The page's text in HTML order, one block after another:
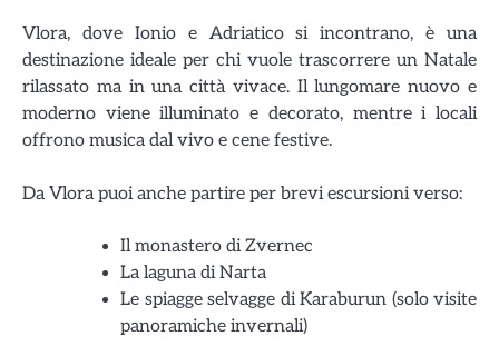
Vlora, dove Ionio e Adriatico si incontrano, è una
destinazione ideale per chi vuole trascorrere un Natale
rilassato ma in una città vivace. Il lungomare nuovo e
moderno viene illuminato e decorato, mentre i locali
offrono musica dal vivo e cene festive.
Da Vlora puoi anche partire per brevi escursioni verso:
Il monastero di Zvernec
La laguna di Narta
Le spiagge selvagge di Karaburun (solo visite
panoramiche invernali)